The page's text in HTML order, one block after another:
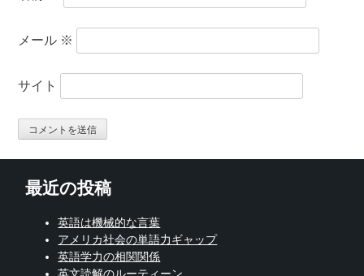
メール ※
サイト
最近の投稿
英語は機械的な言葉
アメリカ社会の単語力ギャップ
英語学力の相関関係